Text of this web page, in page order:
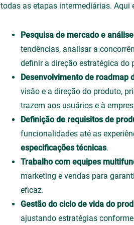
todas as etapas intermediárias. Aqui
Pesquisa de mercado e
tendências, analisar a
definir a direção estratégica do
Desenvolvimento de roadmap
visão e a direção do produto,
trazem aos usuários e à
Definição de requisitos de
funcionalidades até as
especificações técnicas.
Trabalho com equipes
marketing e vendas para
eficaz.
Gestão do ciclo de vida do
ajustando estratégias